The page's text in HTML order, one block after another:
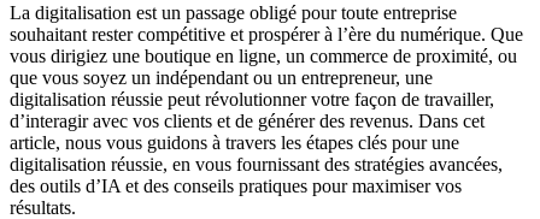
La digitalisation est un passage obligé pour toute entreprise
souhaitant rester compétitive et prospérer à l’ère du numérique. Que
vous dirigiez une boutique en ligne, un commerce de proximité, ou
que vous soyez un indépendant ou un entrepreneur, une
digitalisation réussie peut révolutionner votre façon de travailler,
d’interagir avec vos clients et de générer des revenus. Dans cet
article, nous vous guidons à travers les étapes clés pour une
digitalisation réussie, en vous fournissant des stratégies avancées,
des outils d’IA et des conseils pratiques pour maximiser vos
résultats.